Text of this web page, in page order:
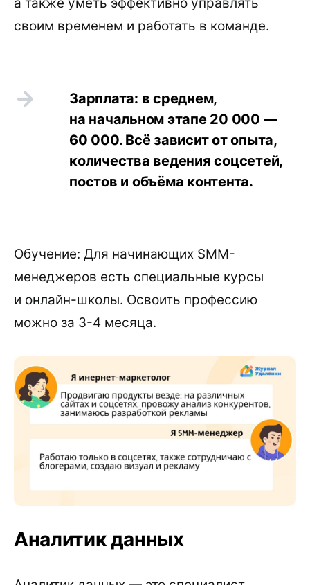
а также уметь эффективно управлять
своим временем и работать в команде.
Зарплата: в среднем,
на начальном этапе 20 000 —
60 000. Всё зависит от опыта,
количества ведения соцсетей,
постов и объёма контента.
Обучение: Для начинающих SMM-
менеджеров есть специальные курсы
и онлайн-школы. Освоить профессию
можно за 3-4 месяца.
Аналитик данных